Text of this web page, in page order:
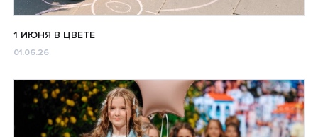
01.06.26
1 ИЮНЯ В ЦВЕТЕ